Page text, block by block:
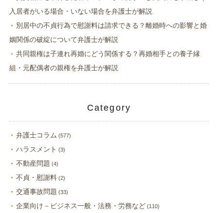
入居者がいる場合・いない場合を弁護士が解説
別居中の不貞行為で慰謝料は請求できる？離婚時への影響と婚
姻関係の破綻について弁護士が解説
共同親権は子連れ再婚にどう関係する？再婚相手との養子縁
組・元配偶者の親権を弁護士が解説
Category
弁護士コラム (577)
ハラスメント (3)
不動産問題 (4)
不貞・慰謝料(2)
交通事故問題 (33)
企業向け－ビジネス一般・法務・労務など(110)